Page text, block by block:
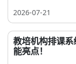
2026-07-21
教培机构排课
能亮点！